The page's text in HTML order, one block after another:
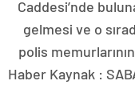
Caddesi’nde
gelmesi ve o
polis
Haber Kaynak :